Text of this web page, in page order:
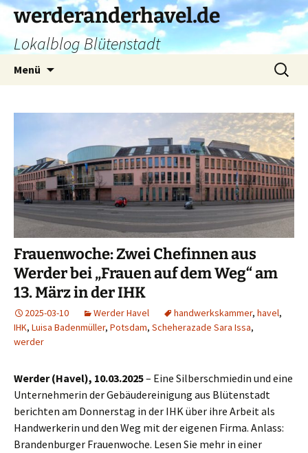
Zum
Inhalt
springen
werderanderhavel.de
Lokalblog Blütenstadt
Menü
Suchen
nach:
Frauenwoche: Zwei Chefinnen aus
Werder bei „Frauen auf dem Weg“ am
13. März in der IHK
2025-03-10 Werder Havel handwerkskammer, havel,
IHK, Luisa Badenmüller, Potsdam, Scheherazade Sara Issa,
werder
Werder (Havel), 10.03.2025– Eine Silberschmiedin und eine
Unternehmerin der Gebäudereinigung aus Blütenstadt
berichten am Donnerstag in der IHK über ihre Arbeit als
Handwerkerin und den Weg mit der eigenen Firma. Anlass:
Brandenburger Frauenwoche. Lesen Sie mehr in einer